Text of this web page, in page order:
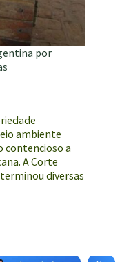
por
ambiente
contencioso a
A Corte
diversas